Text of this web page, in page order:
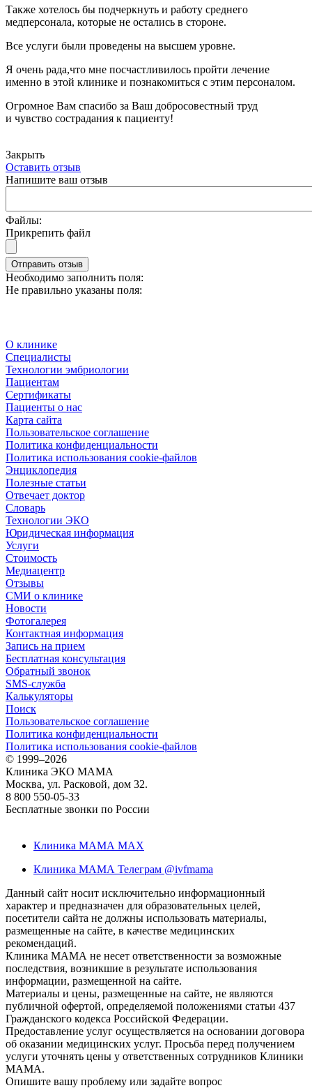
Также хотелось бы подчеркнуть и работу среднего
медперсонала, которые не остались в стороне.
Все услуги были проведены на высшем уровне.
Я очень рада,что мне посчастливилось пройти лечение
именно в этой клинике и познакомиться с этим персоналом.
Огромное Вам спасибо за Ваш добросовестный труд
и чувство сострадания к пациенту!
Закрыть
Оставить отзыв
Напишите ваш отзыв
Файлы:
Прикрепить файл
Отправить отзыв
Необходимо заполнить поля:
Не правильно указаны поля:
О клинике
Специалисты
Технологии эмбриологии
Пациентам
Сертификаты
Пациенты о нас
Карта сайта
Пользовательское соглашение
Политика конфиденциальности
Политика использования cookie-файлов
Энциклопедия
Полезные статьи
Отвечает доктор
Словарь
Технологии ЭКО
Юридическая информация
Услуги
Стоимость
Медиацентр
Отзывы
СМИ о клинике
Новости
Фотогалерея
Контактная информация
Запись на прием
Бесплатная консультация
Обратный звонок
SMS-служба
Калькуляторы
Поиск
Пользовательское соглашение
Политика конфиденциальности
Политика использования cookie-файлов
© 1999–2026
Клиника ЭКО МАМА
Москва, ул. Расковой, дом 32.
8 800 550-05-33
Бесплатные звонки по России
Клиника МАМА MAX
Клиника МАМА Телеграм @ivfmama
Данный сайт носит исключительно информационный
характер и предназначен для образовательных целей,
посетители сайта не должны использовать материалы,
размещенные на сайте, в качестве медицинских
рекомендаций.
Клиника МАМА не несет ответственности за возможные
последствия, возникшие в результате использования
информации, размещенной на сайте.
Материалы и цены, размещенные на сайте, не являются
публичной офертой, определяемой положениями статьи 437
Гражданского кодекса Российской Федерации.
Предоставление услуг осуществляется на основании договора
об оказании медицинских услуг. Просьба перед получением
услуги уточнять цены у ответственных сотрудников Клиники
МАМА.
Опишите вашу проблему или задайте вопрос